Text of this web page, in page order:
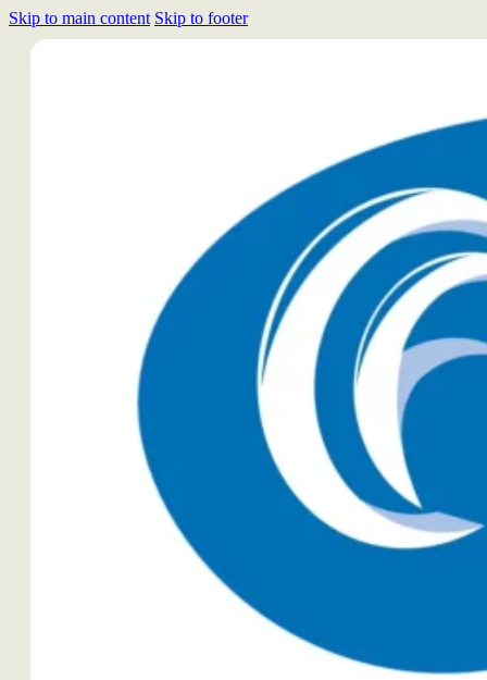
Skip to main content Skip to footer